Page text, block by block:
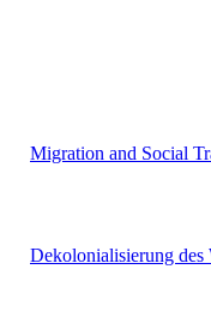
Migration and Social
Dekolonialisierung des